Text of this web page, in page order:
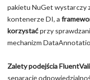
pakietu NuGet wystarczy
kontenerze DI, a
korzystaćprzy
mechanizm
Zalety podejścia
separację